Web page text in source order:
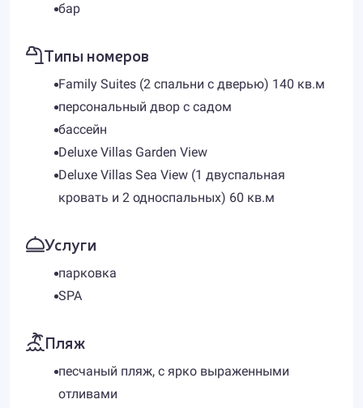
бар
Типы номеров
Family Suites (2 спальни c дверью) 140 кв.м
персональный двор с садом
бассейн
Deluxe Villas Garden View
Deluxe Villas Sea View (1 двуспальная
кровать и 2 односпальных) 60 кв.м
Услуги
парковка
SPA
Пляж
песчаный пляж, с ярко выраженными
отливами